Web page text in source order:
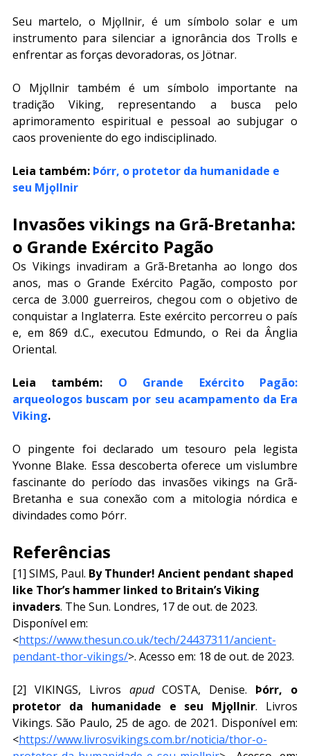
Seu martelo, o Mjǫllnir, é um símbolo solar e um
instrumento para silenciar a ignorância dos Trolls e
enfrentar as forças devoradoras, os Jötnar.
O Mjǫllnir também é um símbolo importante na
tradição Viking, representando a busca pelo
aprimoramento espiritual e pessoal ao subjugar o
caos proveniente do ego indisciplinado.
Leia também: Þórr, o protetor da humanidade e
seu Mjǫllnir
Invasões vikings na Grã-Bretanha:
o Grande Exército Pagão
Os Vikings invadiram a Grã-Bretanha ao longo dos
anos, mas o Grande Exército Pagão, composto por
cerca de 3.000 guerreiros, chegou com o objetivo de
conquistar a Inglaterra. Este exército percorreu o país
e, em 869 d.C., executou Edmundo, o Rei da Ânglia
Oriental.
Leia também: O Grande Exército Pagão:
arqueologos buscam por seu acampamento da Era
Viking.
O pingente foi declarado um tesouro pela legista
Yvonne Blake. Essa descoberta oferece um vislumbre
fascinante do período das invasões vikings na Grã-
Bretanha e sua conexão com a mitologia nórdica e
divindades como Þórr.
Referências
[1] SIMS, Paul. By Thunder! Ancient pendant shaped
like Thor’s hammer linked to Britain’s Viking
invaders. The Sun. Londres, 17 de out. de 2023.
Disponível em:
<https://www.thesun.co.uk/tech/24437311/ancient-
pendant-thor-vikings/>. Acesso em: 18 de out. de 2023.
[2] VIKINGS, Livros apud COSTA, Denise. Þórr, o
protetor da humanidade e seu Mjǫllnir. Livros
Vikings. São Paulo, 25 de ago. de 2021. Disponível em:
<https://www.livrosvikings.com.br/noticia/thor-o-